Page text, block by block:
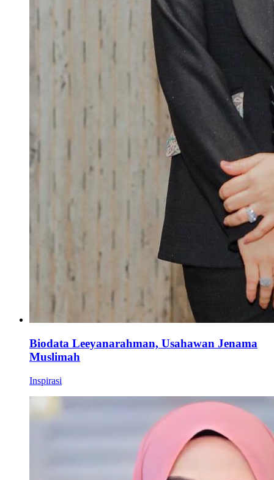
Biodata Leeyanarahman, Usahawan Jenama
Muslimah
Inspirasi